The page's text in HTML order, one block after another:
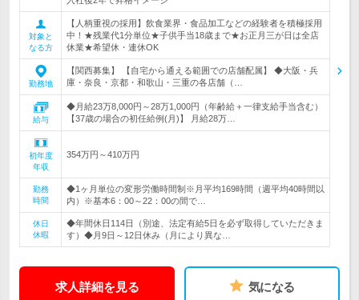
対象と
なる方
【人柄重視の採用】飲食業界・食品加工などの経験者を積極採用
中！★残業代1分単位★子供手当18歳まで★お正月三が日は全店
休業★希望休・連休OK
勤務地
【関西募集】 【自宅から通える範囲での店舗配属】 ◆大阪・兵
庫・奈良・京都・和歌山・三重の各店舗（…
給与
◆月給23万8,000円～28万1,000円（年齢給＋一律支給手当含む）
【37歳の場合の初任給例(月)】 月給28万…
初年度
年収
354万円～410万円
勤務
時間
◆1ヶ月単位の変形労働時間制※月平均169時間（週平均40時間以
内）※基本6：00～22：00の間で…
休日
休暇
◆年間休日114日（別途、法定有給5日を必ず取得していただきま
す）◆月9日～12日休み（月により異な…
求人詳細を見る 気になる